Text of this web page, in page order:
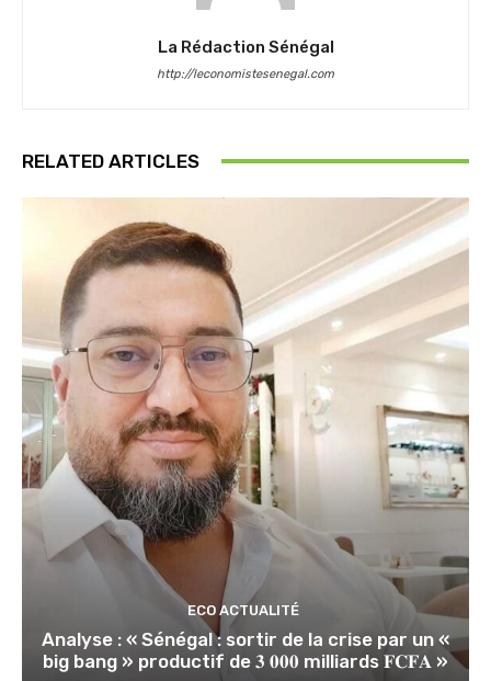
La Rédaction Sénégal
http://leconomistesenegal.com
RELATED ARTICLES
ECO ACTUALITÉ
Analyse : « Sénégal : sortir de la crise par un «
big bang » productif de 𝟑 𝟎𝟎𝟎 milliards 𝐅𝐂𝐅𝐀 »